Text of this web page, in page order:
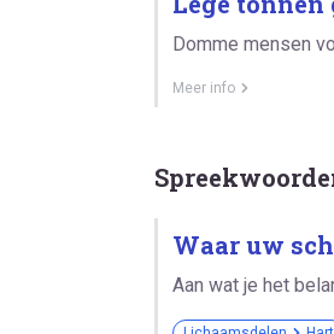
Domme mensen
Meer info
Waar uw
Aan wat je het